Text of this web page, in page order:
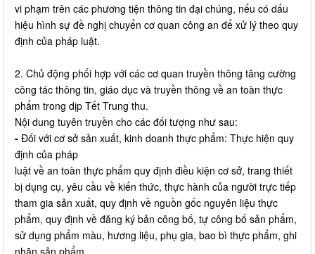
vi phạm trên các phương tiện thông tin đại chúng, nếu có dấu
hiệu hình sự đề nghị chuyển cơ quan công an để xử lý theo quy
định của pháp luật.
2. Chủ động phối hợp với các cơ quan truyền thông tăng cường
công tác thông tin, giáo dục và truyền thông về an toàn thực
phẩm trong dịp Tết Trung thu.
Nội dung tuyên truyền cho các đối tượng như sau:
- Đối với cơ sở sản xuất, kinh doanh thực phẩm: Thực hiện quy
định của pháp
luật về an toàn thực phẩm quy định điều kiện cơ sở, trang thiết
bị dụng cụ, yêu cầu về kiến thức, thực hành của người trực tiếp
tham gia sản xuất, quy định về nguồn gốc nguyên liệu thực
phẩm, quy định về đăng ký bản công bố, tự công bố sản phẩm,
sử dụng phẩm màu, hương liệu, phụ gia, bao bì thực phẩm, ghi
nhãn sản phẩm.